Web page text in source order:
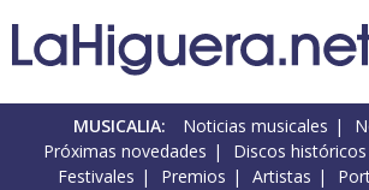
MUSICALIA: Noticias musicales
Próximas novedades
Discos históricos
Festivales
Premios Artistas